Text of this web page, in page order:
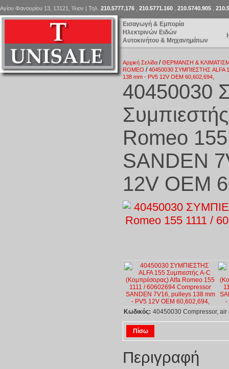
Εισαγωγή & Εμπορία
Ηλεκτρινών Ειδών
Αυτοκινήτου & Μηχανημάτων
Αγίου Φανουρίου 13, 13121, Ίλιον | Τηλ. 210.5777.176 210.5771.160 210.5740.905
Αρχική Σελίδα /ΘΕΡΜΑΝΣΗ &
ROMEO /40450030 ΣΥΜΠΙΕΣΤΗΣ ALFA
138 mm - PV5 12V OEM 60,602,694,
40450030
Romeo
SANDEN
12V OEM
Κωδικός: 40450030 Compressor,
Πίσω
Περιγραφή